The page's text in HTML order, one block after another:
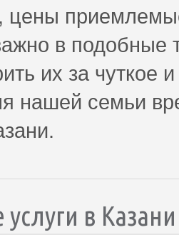
цены
в
их за
нашей семьи
в Казани